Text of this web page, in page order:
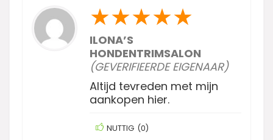
★★★★★
ILONA’S
HONDENTRIMSALON
(GEVERIFIEERDE EIGENAAR)
Altijd tevreden met mijn
aankopen hier.
NUTTIG (0)